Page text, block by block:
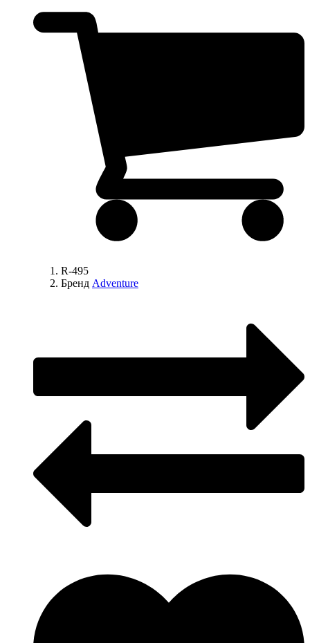
R-495
Бренд Adventure